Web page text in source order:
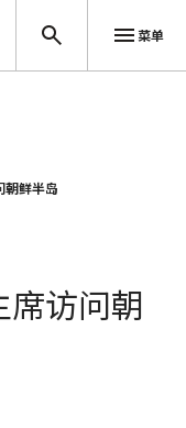
菜单
朝鲜半岛
访问朝